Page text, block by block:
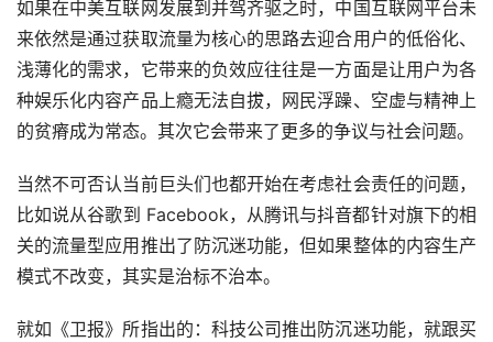
如果在中美互联网发展到并驾齐驱之时，中国互联网平台未
来依然是通过获取流量为核心的思路去迎合用户的低俗化、
浅薄化的需求，它带来的负效应往往是一方面是让用户为各
种娱乐化内容产品上瘾无法自拔，网民浮躁、空虚与精神上
的贫瘠成为常态。其次它会带来了更多的争议与社会问题。
当然不可否认当前巨头们也都开始在考虑社会责任的问题，
比如说从谷歌到 Facebook，从腾讯与抖音都针对旗下的相
关的流量型应用推出了防沉迷功能，但如果整体的内容生产
模式不改变，其实是治标不治本。
就如《卫报》所指出的：科技公司推出防沉迷功能，就跟买